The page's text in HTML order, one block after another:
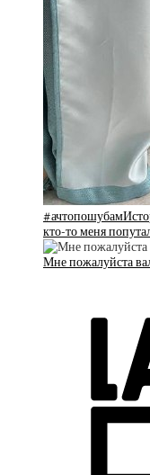
кто-то меня
Мне пожалуйста